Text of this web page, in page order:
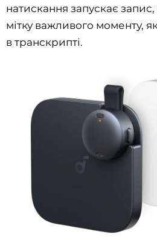
натискання запускає
мітку важливого моменту,
в транскрипті.